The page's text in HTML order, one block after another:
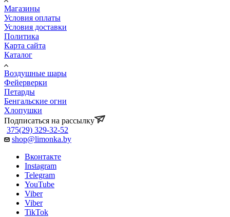
Магазины
Условия оплаты
Условия доставки
Политика
Карта сайта
Каталог
Воздушные шары
Фейерверки
Петарды
Бенгальские огни
Хлопушки
Подписаться на рассылку
375(29) 329-32-52
shop@limonka.by
Вконтакте
Instagram
Telegram
YouTube
Viber
Viber
TikTok